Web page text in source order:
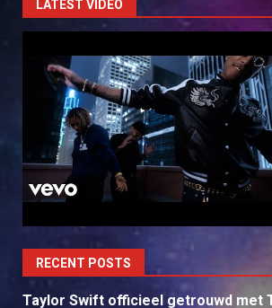
LATEST VIDEO
RECENT POSTS
Taylor Swift officieel getrouwd met